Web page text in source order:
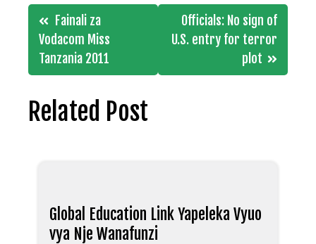
Post
navigation
Fainali za
Vodacom Miss
Tanzania 2011
Officials: No sign of
U.S. entry for terror
plot
Related Post
Global Education Link Yapeleka Vyuo
vya Nje Wanafunzi